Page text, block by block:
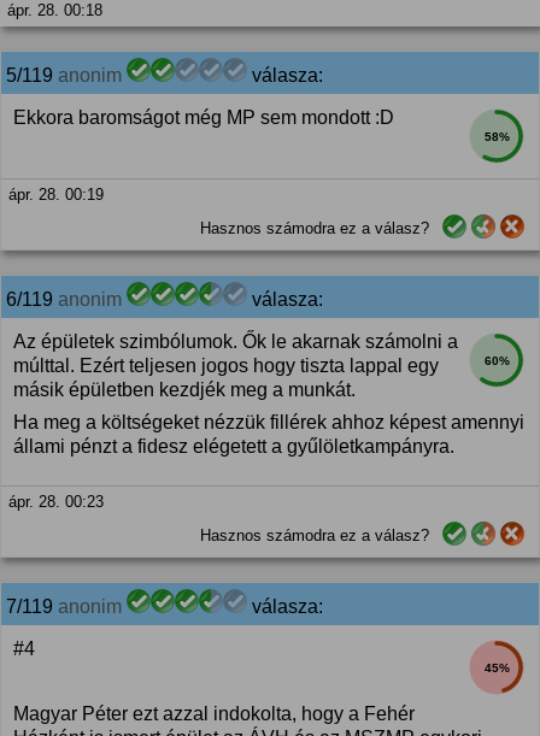
ápr. 28. 00:18
5/119 anonim válasza:
58%
Ekkora baromságot még MP sem mondott :D
ápr. 28. 00:19
Hasznos számodra ez a válasz?
6/119 anonim válasza:
60%
Az épületek szimbólumok. Ők le akarnak számolni a
múlttal. Ezért teljesen jogos hogy tiszta lappal egy
másik épületben kezdjék meg a munkát.
Ha meg a költségeket nézzük fillérek ahhoz képest amennyi
állami pénzt a fidesz elégetett a gyűlöletkampányra.
ápr. 28. 00:23
Hasznos számodra ez a válasz?
7/119 anonim válasza:
45%
#4
Magyar Péter ezt azzal indokolta, hogy a Fehér